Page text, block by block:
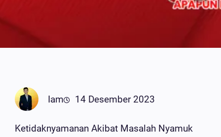
Iam 14 Desember 2023
Ketidaknyamanan Akibat Masalah Nyamuk